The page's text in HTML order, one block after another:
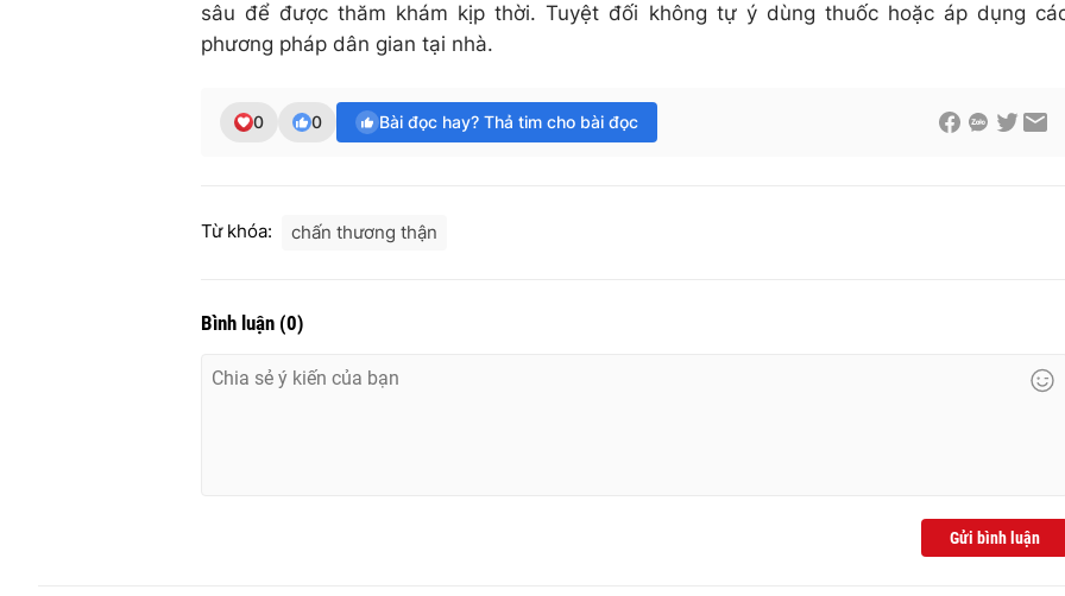
sâu để được thăm khám kịp thời. Tuyệt đối không tự ý dùng thuốc hoặc áp dụng
phương pháp dân gian tại nhà.
0 0 Bài đọc hay? Thả tim cho bài đọc
Từ khóa: chấn thương thận
Bình luận (0)
Gửi bình luận